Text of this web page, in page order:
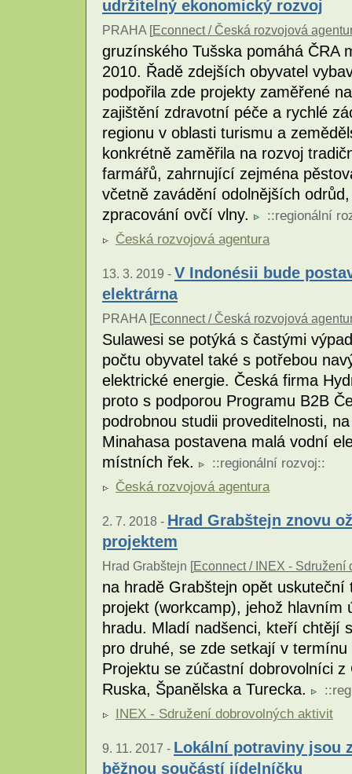
udržitelný ekonomický rozvoj
PRAHA [Econnect / Česká rozvojová
gruzínského Tušska pomáhá ČRA
2010. Řadě zdejších obyvatel
podpořila zde projekty zaměřené
zajištění zdravotní péče a rychlé
regionu v oblasti turismu a
konkrétně zaměřila na rozvoj
farmářů, zahrnující zejména
včetně zavádění odolnějších
zpracování ovčí vlny.
::regionální
Česká rozvojová agentura
13. 3. 2019 - V Indonésii bude
elektrárna
PRAHA [Econnect / Česká rozvojová
Sulawesi se potýká s častými
počtu obyvatel také s potřebou
elektrické energie. Česká firma
proto s podporou Programu B2B
podrobnou studii proveditelnosti,
Minahasa postavena malá vodní
místních řek.
::regionální rozvoj::
Česká rozvojová agentura
2. 7. 2018 - Hrad Grabštejn znovu
projektem
Hrad Grabštejn [Econnect / INEX - Sdružení
na hradě Grabštejn opět
projekt (workcamp), jehož hlavním
hradu. Mladí nadšenci, kteří chtějí
pro druhé, se zde setkají v
Projektu se zúčastní dobrovolníci
Ruska, Španělska a Turecka.
::
INEX - Sdružení dobrovolných aktivit
9. 11. 2017 - Lokální potraviny jsou
běžnou součástí jídelníčku